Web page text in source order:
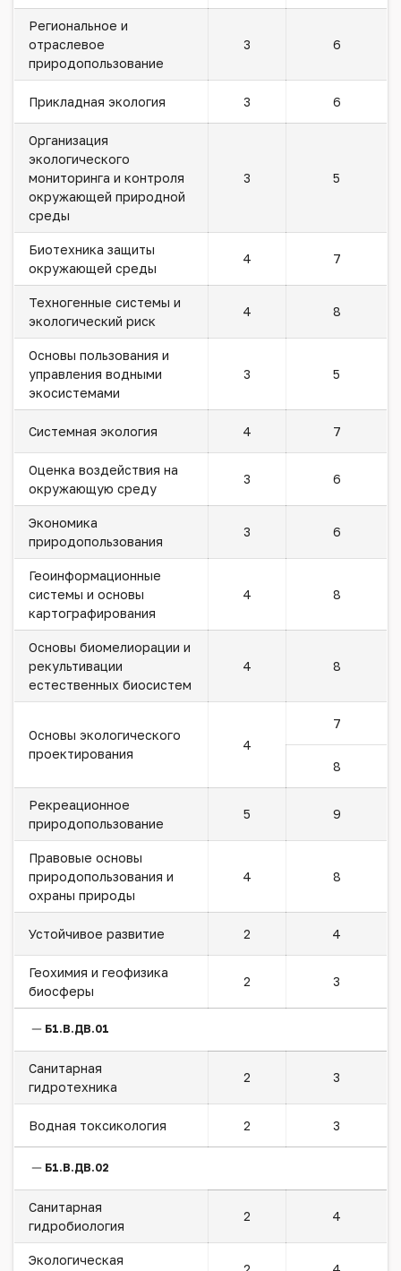
Региональное и
отраслевое
природопользование
3 6
Прикладная экология 3 6
Организация
экологического
мониторинга и контроля
окружающей природной
среды
3 5
Биотехника защиты
окружающей среды
4 7
Техногенные системы и
экологический риск
4 8
Основы пользования и
управления водными
экосистемами
3 5
Системная экология 4 7
Оценка воздействия на
окружающую среду
3 6
Экономика
природопользования
3 6
Геоинформационные
системы и основы
картографирования
4 8
Основы биомелиорации и
рекультивации
естественных биосистем
4 8
Основы экологического
проектирования
4
7
8
Рекреационное
природопользование
5 9
Правовые основы
природопользования и
охраны природы
4 8
Устойчивое развитие 2 4
Геохимия и геофизика
биосферы
2 3
Б1.В.ДВ.01
Санитарная
гидротехника
2 3
Водная токсикология 2 3
Б1.В.ДВ.02
Санитарная
гидробиология
2 4
Экологическая